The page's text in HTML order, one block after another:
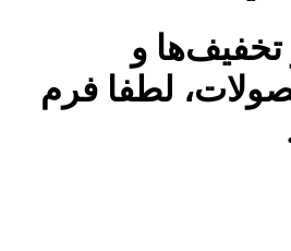
تخفیف‌ها و
لطفا فرم